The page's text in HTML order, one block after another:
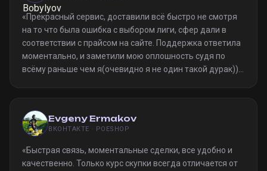
«Прекрасный сервис, доставили всё быстро не смотря
на то что была ошибка с выбором лиги, сфер дали в
соответствии с прайсом на сайте. Поддержка ответила
моментально, и заметили мою оплошность судя по
всёму раньше чем я(очевидно я не один такой дурак)).
Evgeny Ermakov
ВКОНТАКТЕ · POESHOP
«Быстрая связь, моментальные сделки, все удобно и
качественно. Только курс скупки всегда отличается от